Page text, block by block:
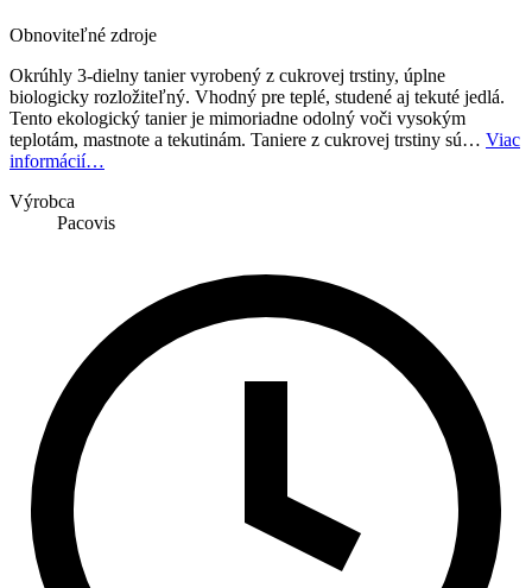
Obnoviteľné zdroje
Okrúhly 3-dielny tanier vyrobený z cukrovej trstiny, úplne
biologicky rozložiteľný. Vhodný pre teplé, studené aj tekuté jedlá.
Tento ekologický tanier je mimoriadne odolný voči vysokým
teplotám, mastnote a tekutinám. Taniere z cukrovej trstiny sú… Viac
informácií…
Výrobca
Pacovis